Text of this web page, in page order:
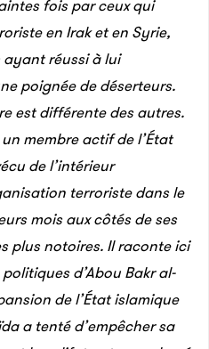
fois par ceux qui
en Irak et en Syrie,
réussi à lui
poignée de déserteurs.
est différente des autres.
membre actif de l’État
de l’intérieur
terroriste dans le
mois aux côtés de ses
plus notoires. Il raconte ici
d’Abou Bakr al-
de l’État islamique
a tenté d’empêcher sa